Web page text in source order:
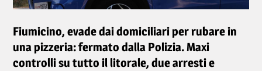
Fiumicino, evade dai domiciliari per rubare in
una pizzeria: fermato dalla Polizia. Maxi
controlli su tutto il litorale, due arresti e